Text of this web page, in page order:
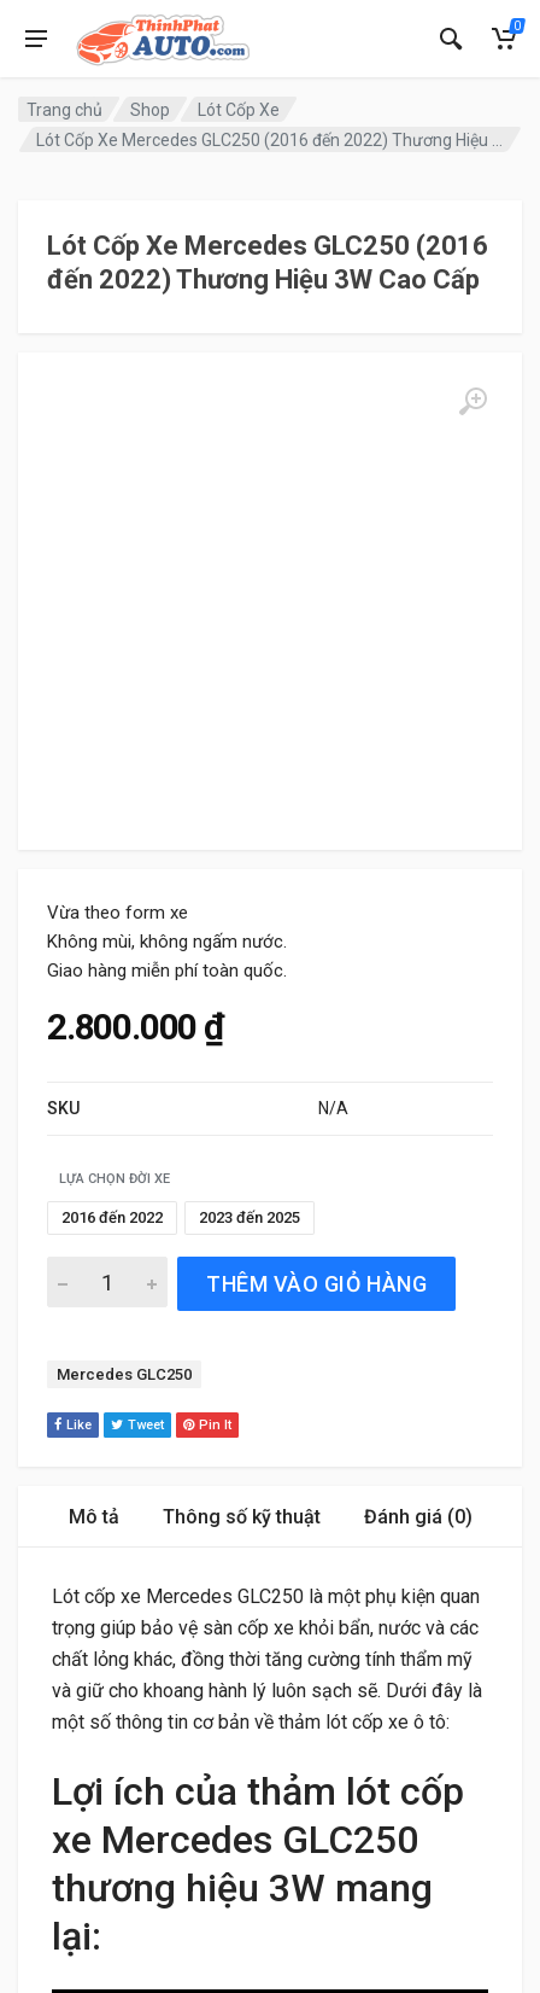
0
Trang chủ Shop
Lót Cốp Xe
Lót Cốp Xe Mercedes GLC250 (2016
đến 2022) Thương Hiệu 3W Cao Cấp
Vừa theo form xe
Không mùi, không ngấm nước.
Giao hàng miễn phí toàn quốc.
2.800.000 ₫
SKU N/A
LỰA CHỌN ĐỜI XE
2016 đến 2022 2023 đến 2025
Lót Cốp Xe Mercedes GLC250 (2016 đến 2022) Thương
THÊM VÀO GIỎ HÀNG
Tag:
Mercedes GLC250
Like Tweet Pin It
Mô tả Thông số kỹ thuật Đánh giá (0)
Lót cốp xe Mercedes GLC250 là một phụ kiện quan
trọng giúp bảo vệ sàn cốp xe khỏi bẩn, nước và các
chất lỏng khác, đồng thời tăng cường tính thẩm mỹ
và giữ cho khoang hành lý luôn sạch sẽ. Dưới đây là
một số thông tin cơ bản về thảm lót cốp xe ô tô:
Lợi ích của thảm lót cốp
xe Mercedes GLC250
thương hiệu 3W mang
lại: